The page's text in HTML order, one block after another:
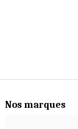
Nos marques